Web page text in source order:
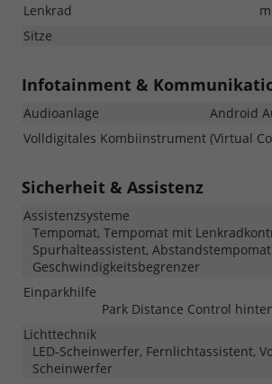
Lenkrad
Sitze
Infotainment &
Audioanlage
Android
Volldigitales Kombiinstrument (Virtual
Sicherheit & Assistenz
Assistenzsysteme
Tempomat, Tempomat mit
Spurhalteassistent, Abstandstempomat
Geschwindigkeitsbegrenzer
Einparkhilfe
Park Distance Control
Lichttechnik
LED-Scheinwerfer, Fernlichtassistent,
Scheinwerfer